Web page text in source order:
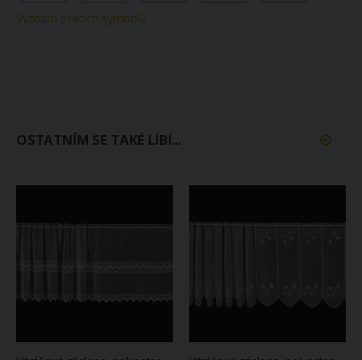
Význam pracích symbolů
OSTATNÍM SE TAKÉ LÍBÍ...